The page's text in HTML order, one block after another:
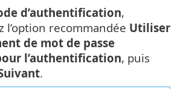
d’authentification,
l’option recommandée Utiliser
de mot de passe
l’authentification, puis
.